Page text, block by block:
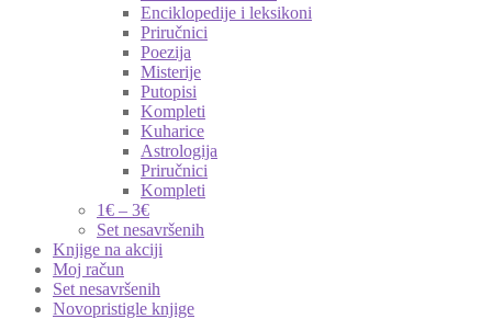
Enciklopedije i leksikoni
Priručnici
Poezija
Misterije
Putopisi
Kompleti
Kuharice
Astrologija
Priručnici
Kompleti
1€ – 3€
Set nesavršenih
Knjige na akciji
Moj račun
Set nesavršenih
Novopristigle knjige